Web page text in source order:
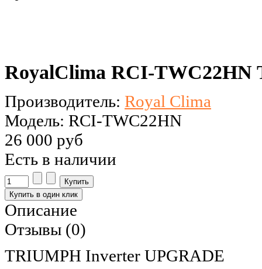
RoyalClima RCI-
Производитель: Royal Clima
Модель: RCI-TWC22HN
26 000 руб
Есть в наличии
Описание
Отзывы (0)
TRIUMPH Inverter UPGRADE